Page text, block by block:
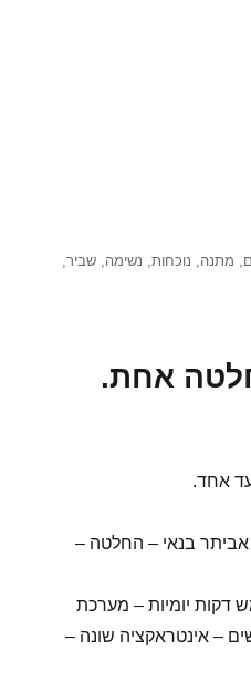
, מתנה, נוכחות, נשימה,שביר,
אחת.
אחד.
בנאי – החלטה –
דקות יומיות – מערכת
– אינטראקציה שונה –